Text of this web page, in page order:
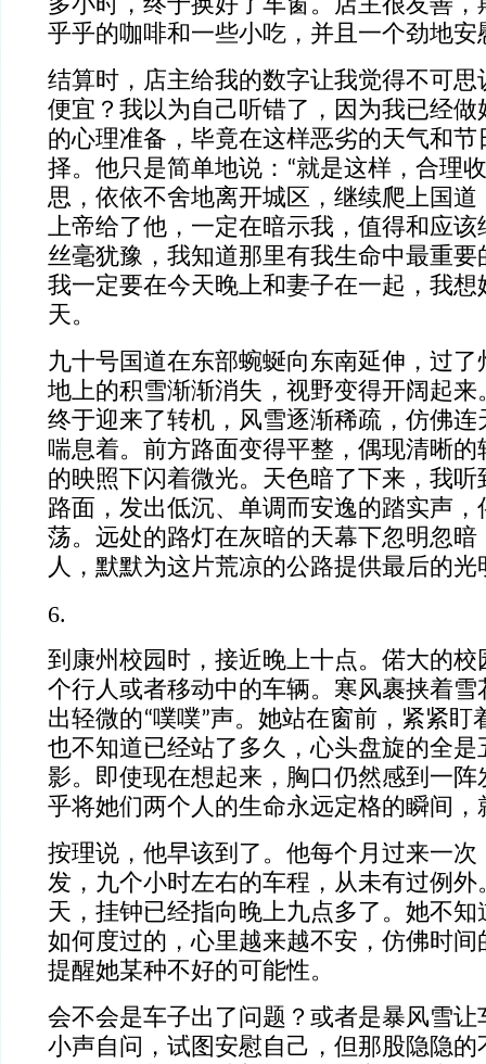
多小时，终于换好了车窗。店主很友善，
乎乎的咖啡和一些小吃，并且一个劲地安
结算时，店主给我的数字让我觉得不可思
便宜？我以为自己听错了，因为我已经做
的心理准备，毕竟在这样恶劣的天气和节
择。他只是简单地说：“就是这样，合理
思，依依不舍地离开城区，继续爬上国道
上帝给了他，一定在暗示我，值得和应该
丝毫犹豫，我知道那里有我生命中最重要
我一定要在今天晚上和妻子在一起，我想
天。
九十号国道在东部蜿蜒向东南延伸，过
地上的积雪渐渐消失，视野变得开阔起来
终于迎来了转机，风雪逐渐稀疏，仿佛连
喘息着。前方路面变得平整，偶现清晰的
的映照下闪着微光。天色暗了下来，我听
路面，发出低沉、单调而安逸的踏实声，
荡。远处的路灯在灰暗的天幕下忽明忽暗
人，默默为这片荒凉的公路提供最后的光
6.
到康州校园时，接近晚上十点。偌大的校
个行人或者移动中的车辆。寒风裹挟着雪
出轻微的“噗噗”声。她站在窗前，紧紧盯
也不知道已经站了多久，心头盘旋的全是
影。即使现在想起来，胸口仍然感到一阵
乎将她们两个人的生命永远定格的瞬间，
按理说，他早该到了。他每个月过来一次
发，九个小时左右的车程，从未有过例外
天，挂钟已经指向晚上九点多了。她不知
如何度过的，心里越来越不安，仿佛时间
提醒她某种不好的可能性。
会不会是车子出了问题？或者是暴风雪让
小声自问，试图安慰自己，但那股隐隐的